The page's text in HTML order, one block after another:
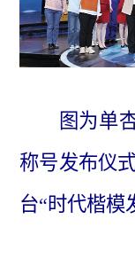
图为单杏
称号发布仪
台“时代楷模